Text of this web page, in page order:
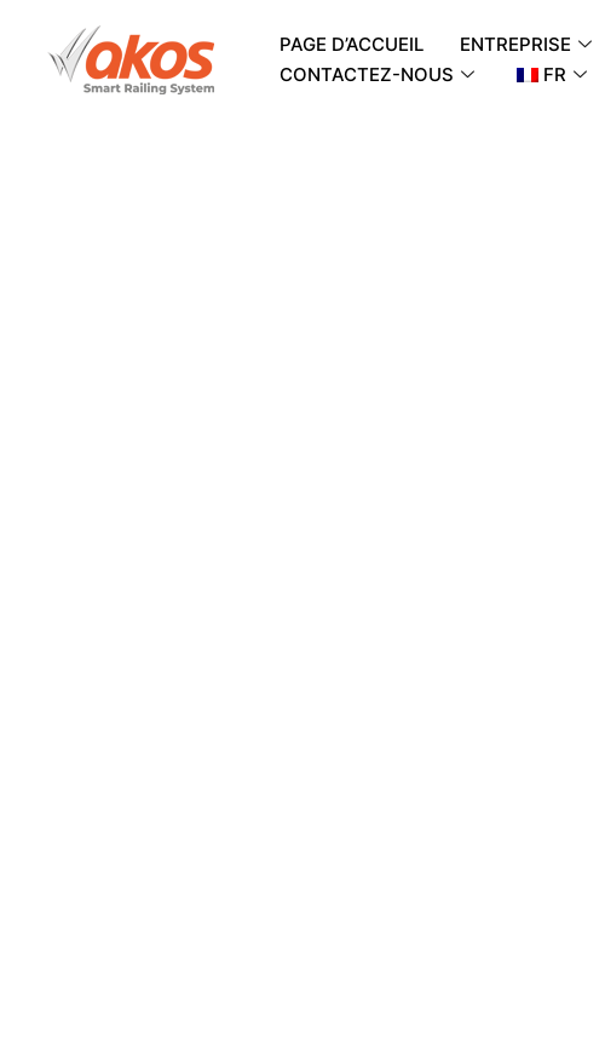
PAGE D’ACCUEIL ENTREPRISE
CONTACTEZ-NOUS
FR